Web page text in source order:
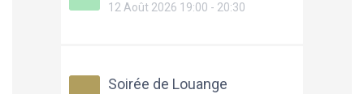
12 Août 2026 19:00 - 20:30
Soirée de Louange